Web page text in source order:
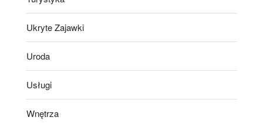
Ukryte Zajawki
Uroda
Usługi
Wnętrza